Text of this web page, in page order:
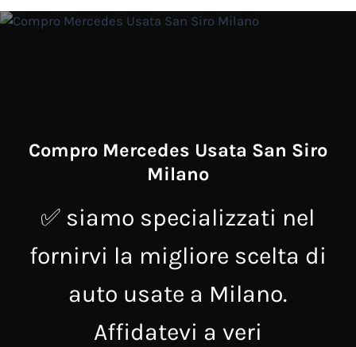
Compro Mercedes Usata San Siro
Milano
✅ siamo specializzati nel
fornirvi la migliore scelta di
auto usate a Milano.
Affidatevi a veri